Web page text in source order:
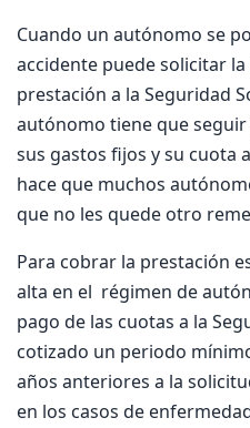
Cuando un autónomo se
accidente puede solicitar
prestación a la Seguridad
autónomo tiene que
sus gastos fijos y su cuota
hace que muchos
que no les quede otro
Para cobrar la prestación
alta en el régimen de
pago de las cuotas a la
cotizado un periodo
años anteriores a la
en los casos de